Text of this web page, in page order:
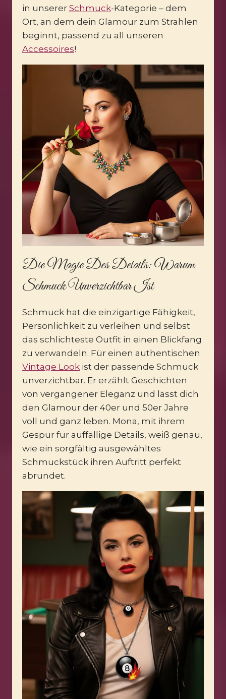
in unserer Schmuck-Kategorie – dem
Ort, an dem dein Glamour zum Strahlen
beginnt, passend zu all unseren
Accessoires!
Die Magie Des Details: Warum
Schmuck Unverzichtbar Ist
Schmuck hat die einzigartige Fähigkeit,
Persönlichkeit zu verleihen und selbst
das schlichteste Outfit in einen Blickfang
zu verwandeln. Für einen authentischen
Vintage Look ist der passende Schmuck
unverzichtbar. Er erzählt Geschichten
von vergangener Eleganz und lässt dich
den Glamour der 40er und 50er Jahre
voll und ganz leben. Mona, mit ihrem
Gespür für auffällige Details, weiß genau,
wie ein sorgfältig ausgewähltes
Schmuckstück ihren Auftritt perfekt
abrundet.